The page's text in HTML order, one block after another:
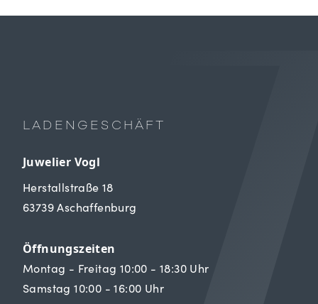
LADENGESCHÄFT
Juwelier Vogl
Herstallstraße 18
63739 Aschaffenburg
Öffnungszeiten
Montag - Freitag 10:00 - 18:30 Uhr
Samstag 10:00 - 16:00 Uhr